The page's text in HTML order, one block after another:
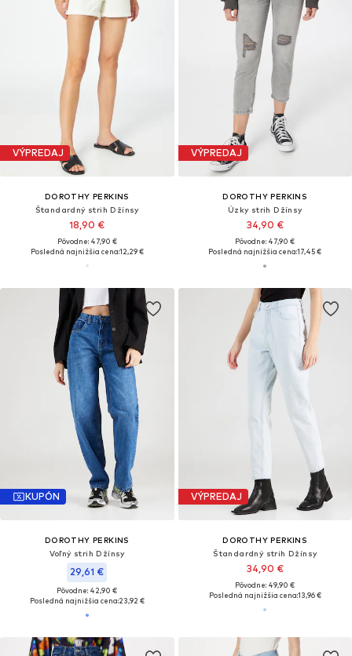
VÝPREDAJ
DOROTHY PERKINS
Štandardný strih Džínsy
18,90 €
Pôvodne: 47,90 €
Posledná najnižšia cena:12,29 €
VÝPREDAJ
DOROTHY PERKINS
Úzky strih Džínsy
34,90 €
Pôvodne: 47,90 €
Posledná najnižšia cena:17,45 €
KUPÓN
DOROTHY PERKINS
Voľný strih Džínsy
29,61 €
Pôvodne: 42,90 €
Posledná najnižšia cena:23,92 €
VÝPREDAJ
DOROTHY PERKINS
Štandardný strih Džínsy
34,90 €
Pôvodne: 49,90 €
Posledná najnižšia cena:13,96 €